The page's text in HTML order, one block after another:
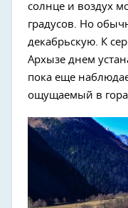
солнце и воздух
градусов. Но
декабрьскую. К
Архызе днем
пока еще
ощущаемый в